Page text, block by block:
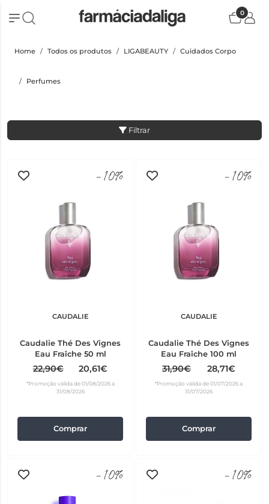
0
Home Todos os produtos LIGABEAUTY Cuidados Corpo
Perfumes
Filtrar
-10%
CAUDALIE
Caudalie Thé Des Vignes
Eau Fraîche 50 ml
22,90€ 20,61€
*Promoção válida de 01/08/2026 a
31/08/2026
Comprar
-10%
CAUDALIE
Caudalie Thé Des Vignes
Eau Fraîche 100 ml
31,90€ 28,71€
*Promoção válida de 01/07/2026 a
31/07/2026
Comprar
-10% -10%